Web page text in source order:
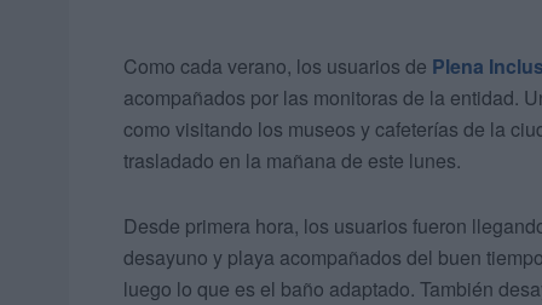
Como cada verano, los usuarios de Plena
acompañados por las monitoras de la entidad.
como visitando los museos y cafeterías de la
trasladado en la mañana de este lunes.
Desde primera hora, los usuarios fueron
desayuno y playa acompañados del buen
luego lo que es el baño adaptado. También